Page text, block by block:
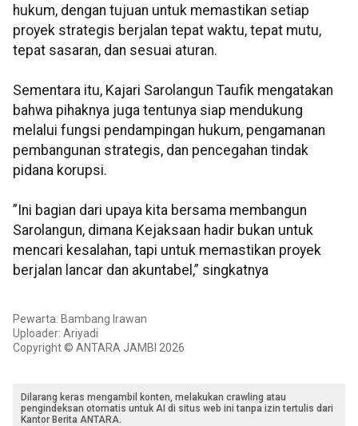
hukum, dengan tujuan untuk memastikan setiap
proyek strategis berjalan tepat waktu, tepat mutu,
tepat sasaran, dan sesuai aturan.
Sementara itu, Kajari Sarolangun Taufik mengatakan
bahwa pihaknya juga tentunya siap mendukung
melalui fungsi pendampingan hukum, pengamanan
pembangunan strategis, dan pencegahan tindak
pidana korupsi.
”Ini bagian dari upaya kita bersama membangun
Sarolangun, dimana Kejaksaan hadir bukan untuk
mencari kesalahan, tapi untuk memastikan proyek
berjalan lancar dan akuntabel,” singkatnya
Pewarta: Bambang Irawan
Uploader: Ariyadi
Copyright © ANTARA JAMBI 2026
Dilarang keras mengambil konten, melakukan crawling atau
pengindeksan otomatis untuk AI di situs web ini tanpa izin tertulis dari
Kantor Berita ANTARA.